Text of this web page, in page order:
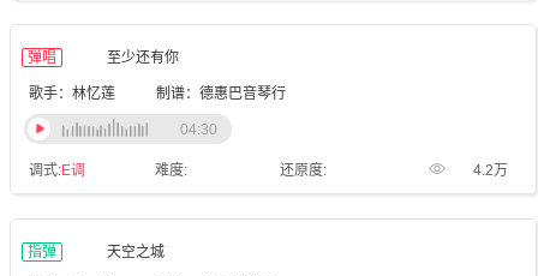
弹唱 至少还有你
歌手：林忆莲 制谱：德惠巴音琴行
调式:E调 难度: 还原度: 4.2万
04:30
指弹 天空之城